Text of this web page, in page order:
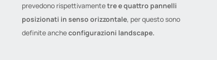
prevedono rispettivamentetre e quattro pannelli
posizionati in senso orizzontale, per questo sono
definite ancheconfigurazioni landscape.